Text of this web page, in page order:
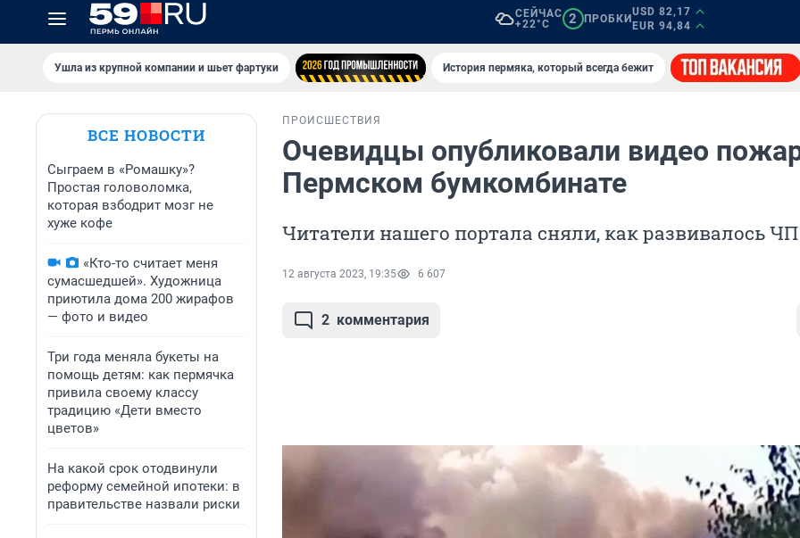
СЕЙЧАС
+22°C
2 ПРОБКИ
USD 82,17
EUR 94,84
Ушла из крупной компании и шьет фартуки История пермяка, который всегда бежит
ВСЕ НОВОСТИ
Сыграем в «Ромашку»?
Простая головоломка,
которая взбодрит мозг не
хуже кофе
«Кто-то считает меня
сумасшедшей». Художница
приютила дома 200 жирафов
— фото и видео
Три года меняла букеты на
помощь детям: как пермячка
привила своему классу
традицию «Дети вместо
цветов»
На какой срок отодвинули
реформу семейной ипотеки: в
правительстве назвали риски
ПРОИСШЕСТВИЯ
Очевидцы опубликовали видео
Пермском бумкомбинате
Читатели нашего портала сняли, как развивалось ЧП
12 августа 2023, 19:35 6 607
2 комментария